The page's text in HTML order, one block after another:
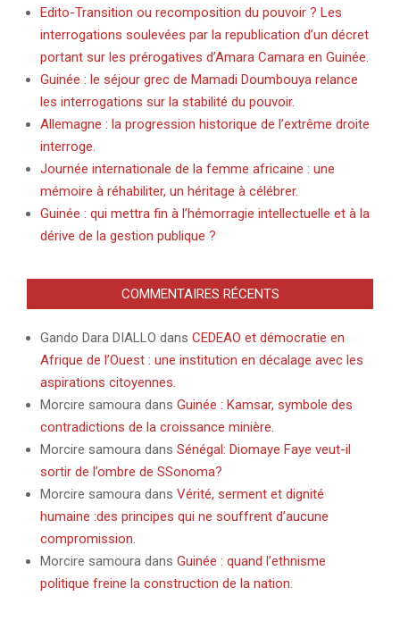
Edito-Transition ou recomposition du pouvoir ? Les
interrogations soulevées par la republication d’un décret
portant sur les prérogatives d’Amara Camara en Guinée.
Guinée : le séjour grec de Mamadi Doumbouya relance
les interrogations sur la stabilité du pouvoir.
Allemagne : la progression historique de l’extrême droite
interroge.
Journée internationale de la femme africaine : une
mémoire à réhabiliter, un héritage à célébrer.
Guinée : qui mettra fin à l’hémorragie intellectuelle et à la
dérive de la gestion publique ?
COMMENTAIRES RÉCENTS
Gando Dara DIALLO dans CEDEAO et démocratie en
Afrique de l’Ouest : une institution en décalage avec les
aspirations citoyennes.
Morcire samoura dans Guinée : Kamsar, symbole des
contradictions de la croissance minière.
Morcire samoura dans Sénégal: Diomaye Faye veut-il
sortir de l’ombre de SSonoma?
Morcire samoura dans Vérité, serment et dignité
humaine :des principes qui ne souffrent d’aucune
compromission.
Morcire samoura dans Guinée : quand l’ethnisme
politique freine la construction de la nation.